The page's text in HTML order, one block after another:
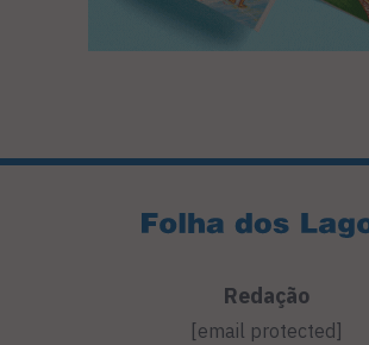
Redação
[email protected]